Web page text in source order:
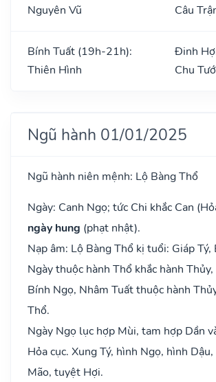
Nguyên Vũ
Câu
Bính Tuất (19h-21h):
Thiên Hình
Đinh
Chu
Ngũ hành 01/01/2025
Ngũ hành niên mệnh: Lộ Bàng Thổ
Ngày: Canh Ngọ; tức Chi khắc Can
ngày hung (phạt nhật).
Nạp âm: Lộ Bàng Thổ kị tuổi: Giáp Tý,
Ngày thuộc hành Thổ khắc hành
Bính Ngọ, Nhâm Tuất thuộc hành
Thổ.
Ngày Ngọ lục hợp Mùi, tam hợp Dần
Hỏa cục. Xung Tý, hình Ngọ, hình
Mão, tuyệt Hợi.